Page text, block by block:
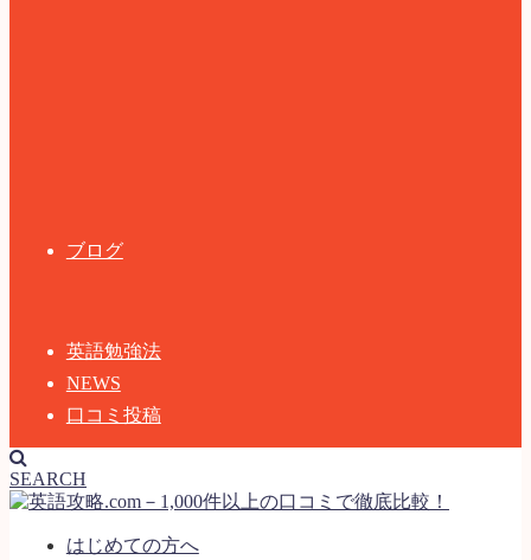
ブログ
英語勉強法
NEWS
口コミ投稿
SEARCH
はじめての方へ